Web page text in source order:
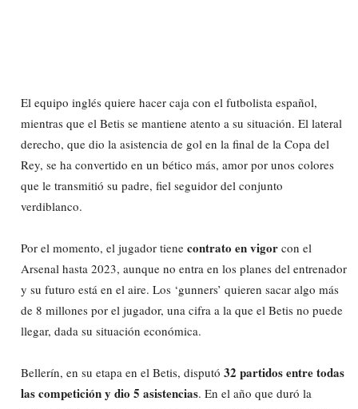
El equipo inglés quiere hacer caja con el futbolista español,
mientras que el Betis se mantiene atento a su situación. El lateral
derecho, que dio la asistencia de gol en la final de la Copa del
Rey, se ha convertido en un bético más, amor por unos colores
que le transmitió su padre, fiel seguidor del conjunto
verdiblanco.
Por el momento, el jugador tiene contrato en vigor con el
Arsenal hasta 2023, aunque no entra en los planes del entrenador
y su futuro está en el aire. Los ‘gunners’ quieren sacar algo más
de 8 millones por el jugador, una cifra a la que el Betis no puede
llegar, dada su situación económica.
Bellerín, en su etapa en el Betis, disputó 32 partidos entre todas
las competición y dio 5 asistencias. En el año que duró la